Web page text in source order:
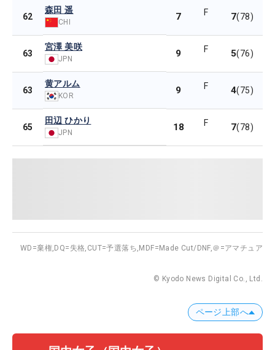
62
森田 遥
CHI 7 F 7(78)
63
宮澤 美咲
JPN 9 F 5(76)
63
黄アルム
KOR 9 F 4(75)
65
田辺 ひかり
JPN 18 F 7(78)
WD=棄権, DQ=失格, CUT=予選落ち, MDF=Made Cut/DNF,＠=アマチュア
© Kyodo News Digital Co., Ltd.
ページ上部へ